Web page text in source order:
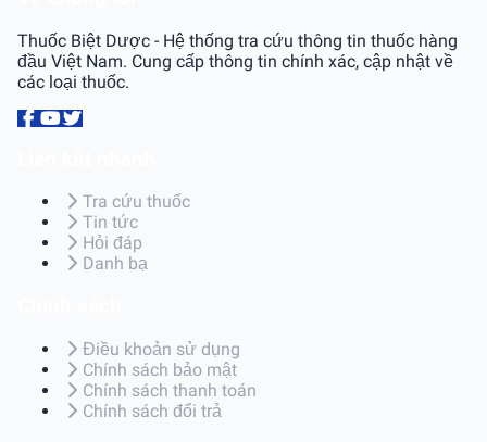
Thuốc Biệt Dược - Hệ thống tra cứu thông tin thuốc hàng
đầu Việt Nam. Cung cấp thông tin chính xác, cập nhật về
các loại thuốc.
Tra cứu thuốc
Tin tức
Hỏi đáp
Danh bạ
Điều khoản sử dụng
Chính sách bảo mật
Chính sách thanh toán
Chính sách đổi trả